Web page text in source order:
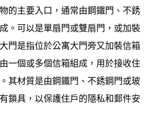
的主要入口，通常由鋼鐵門、不銹
。可以是單扇門或雙扇門，或加裝
門是指位於公寓大門旁又加裝信箱
一個或多個信箱組成，用於接收住
其材質是由鋼鐵門、不銹鋼門或玻
鎖具，以保護住戶的隱私和郵件安